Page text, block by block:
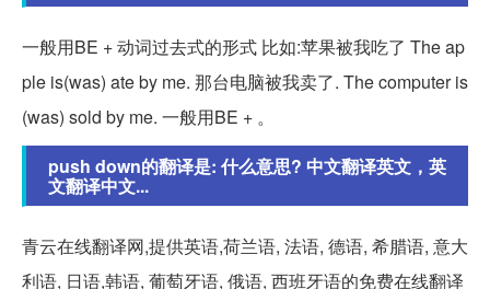
一般用BE + 动词过去式的形式 比如:苹果被我吃了 The ap
ple is(was) ate by me. 那台电脑被我卖了. The computer is
(was) sold by me. 一般用BE + 。
push down的翻译是: 什么意思? 中文翻译英文，英
文翻译中文...
青云在线翻译网,提供英语,荷兰语, 法语, 德语, 希腊语, 意大
利语, 日语,韩语, 葡萄牙语, 俄语, 西班牙语的免费在线翻译